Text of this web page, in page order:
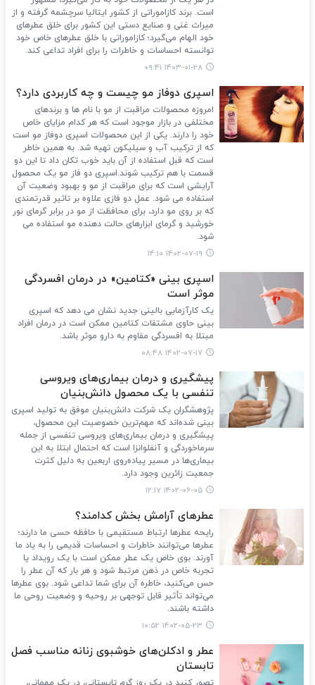
است. برند کازاموراتی از کشور ایتالیا سرچشمه گرفته و از
میراث غنی و صنایع دستی این کشور برای خلق عطرهای
خود الهام می‌گیرد؛ کازاموراتی با خلق عطرهای خاص خود
توانسته احساسات و خاطرات را برای افراد تداعی کند.
۱۴۰۳-۰۱-۲۸ ۰۹:۴۱
اسپری دوفاز مو چیست و چه کاربردی دارد؟
امروزه محصولات مراقبت از مو با نام ها و برندهای
مختلفی در بازار موجود است که هر کدام مزایای خاص
خود را دارند. یکی از این محصولات اسپری دوفاز مو است
که از ترکیب آب و سیلیکون تهیه شد. به همین خاطر
است که قبل استفاده از آن باید خوب تکان داد تا این دو
قسمت با هم ترکیب شوند.اسپری دو فاز مو یک محصول
آرایشی است که برای مراقبت از مو و بهبود وضعیت آن
استفاده می شود. عمل دو فازی علاوه بر تاثیر قدرتمندی
که بر روی مو دارد، برای محافظت از مو در برابر گرمای نور
خورشید و گرمای ابزارهای حالت دهنده مو استفاده می
شود.
۱۴۰۲-۰۷-۱۹ ۱۴:۱۰
اسپری بینی «کتامین» در درمان افسردگی
موثر است
یک کارآزمایی بالینی جدید نشان می دهد که اسپری
بینی حاوی مشتقات کتامین ممکن است در درمان افراد
مبتلا به افسردگی مقاوم به دارو موثر باشد.
۱۴۰۲-۰۷-۱۷ ۰۸:۴۸
پیشگیری و درمان بیماری‌های ویروسی
تنفسی با یک محصول دانش‌بنیان
پژوهشگران یک شرکت دانش‌بنیان موفق به تولید اسپری
بینی شده‌اند که مهم‌ترین خصوصیت این محصول،
پیشگیری و درمان بیماری‌های ویروسی تنفسی از جمله
سرماخوردگی و آنفلوانزا است که احتمال ابتلا به این
بیماری‌ها در مسیر پیاده‌روی اربعین به دلیل کثرت
جمعیت زائرین وجود دارد.
۱۴۰۲-۰۶-۰۵ ۱۲:۱۷
عطرهای آرامش بخش کدامند؟
رایحه عطرها ارتباط مستقیمی با حافظه حسی ما دارند؛
عطرها می‌توانند خاطرات و احساسات قدیمی را به یاد ما
آورند. بوی خاص یک عطر ممکن است با یک رویداد یا
تجربه خاص در ذهن مرتبط شود و هر بار که آن عطر را
حس می‌کنید، خاطره آن برای شما تداعی ‌شود. بوی عطرها
می‌تواند تأثیر قابل توجهی بر روحیه و وضعیت روحی ما
داشته باشند.
۱۴۰۲-۰۵-۲۳ ۱۰:۵۲
عطر و ادکلن‌های خوشبوی زنانه مناسب فصل
تابستان